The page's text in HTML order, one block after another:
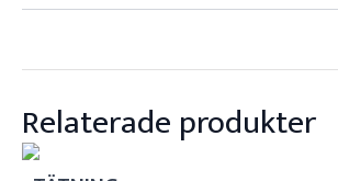
Relaterade produkter